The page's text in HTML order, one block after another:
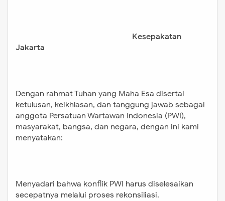
Kesepakatan
Jakarta
Dengan rahmat Tuhan yang Maha Esa disertai
ketulusan, keikhlasan, dan tanggung jawab sebagai
anggota Persatuan Wartawan Indonesia (PWI),
masyarakat, bangsa, dan negara, dengan ini kami
menyatakan:
Menyadari bahwa konflik PWI harus diselesaikan
secepatnya melalui proses rekonsiliasi.